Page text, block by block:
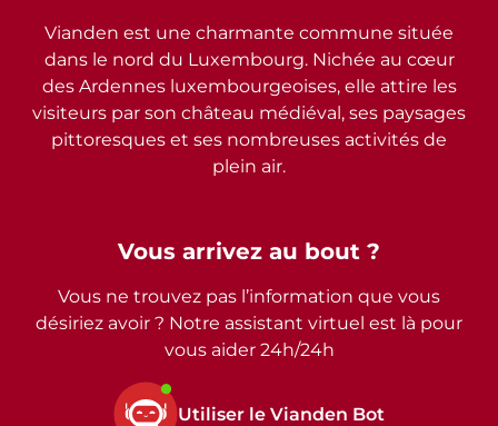
Vous arrivez au bout ?
Vous ne trouvez pas l’information que vous
désiriez avoir ? Notre assistant virtuel est là pour
vous aider 24h/24h
Utiliser le Vianden Bot
Vianden est une charmante commune située
dans le nord du Luxembourg. Nichée au cœur
des Ardennes luxembourgeoises, elle attire les
visiteurs par son château médiéval, ses paysages
pittoresques et ses nombreuses activités de
plein air.